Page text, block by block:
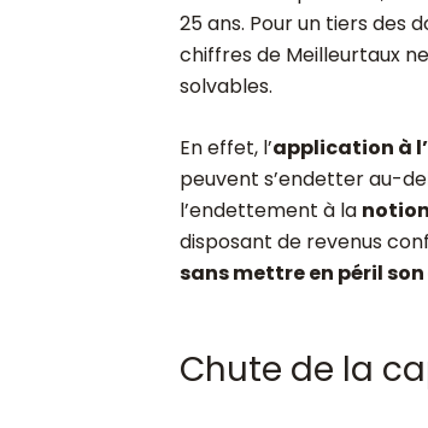
25 ans. Pour un tiers des
chiffres de Meilleurtaux
solvables.
En effet, l’application à
peuvent s’endetter au-
l’endettement à la
disposant de revenus
sans mettre en péril
Chute de la